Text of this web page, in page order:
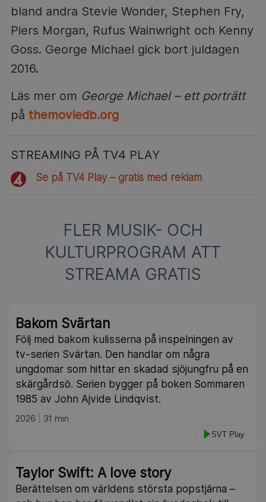
bland andra Stevie Wonder, Stephen Fry,
Piers Morgan, Rufus Wainwright och Kenny
Goss. George Michael gick bort juldagen
2016.
Läs mer om George Michael – ett porträtt
på themoviedb.org
STREAMING PÅ TV4 PLAY
Se på TV4 Play – gratis med reklam
FLER MUSIK- OCH
KULTURPROGRAM ATT
STREAMA GRATIS
Bakom Svärtan
Följ med bakom kulisserna på inspelningen av
tv-serien Svärtan. Den handlar om några
ungdomar som hittar en skadad sjöjungfru på en
skärgårdsö. Serien bygger på boken Sommaren
1985 av John Ajvide Lindqvist.
2026 31 min
SVT Play
Taylor Swift: A love story
Berättelsen om världens största popstjärna –